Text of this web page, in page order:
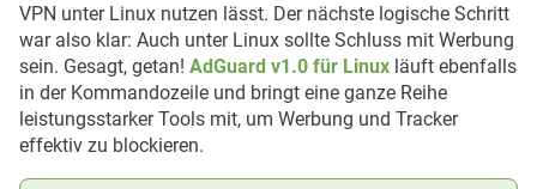
VPN unter Linux nutzen lässt. Der nächste logische Schritt
war also klar: Auch unter Linux sollte Schluss mit Werbung
sein. Gesagt, getan! AdGuard v1.0 für Linux läuft ebenfalls
in der Kommandozeile und bringt eine ganze Reihe
leistungsstarker Tools mit, um Werbung und Tracker
effektiv zu blockieren.